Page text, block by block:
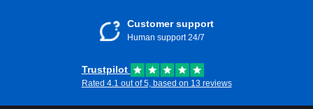
Customer support
Human support 24/7
Trustpilot
Rated 4.1 out of 5, based on 13 reviews